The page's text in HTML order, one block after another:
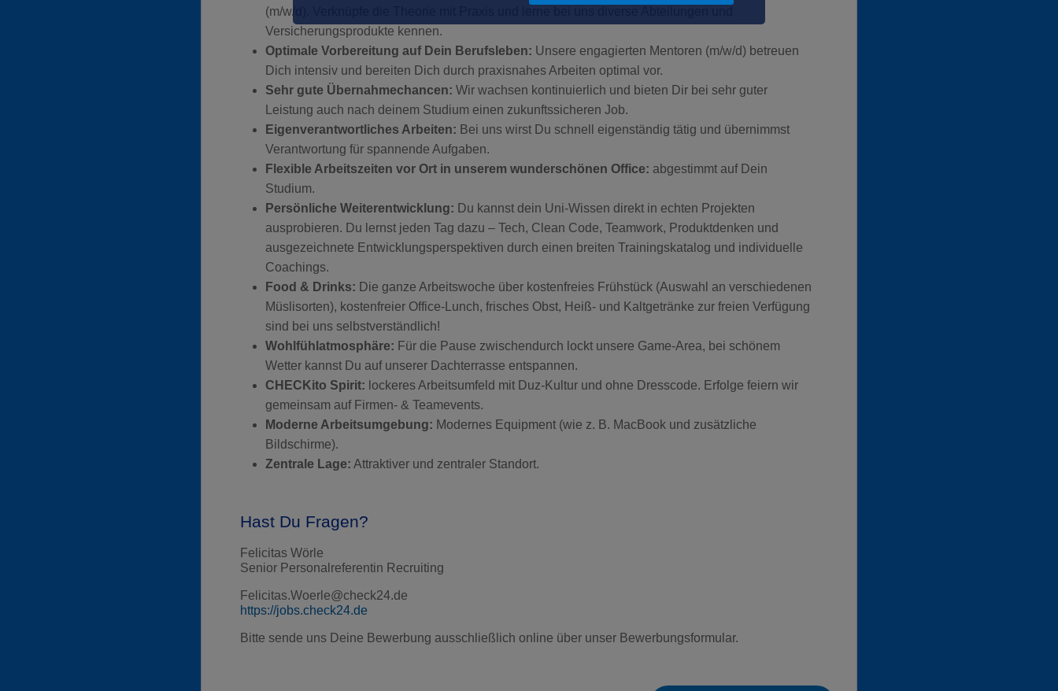
(m/w/d). Verknüpfe die Theorie mit Praxis und lerne bei uns diverse Abteilungen und
Versicherungsprodukte kennen.
Optimale Vorbereitung auf Dein Berufsleben: Unsere engagierten Mentoren (m/w/d) betreuen
Dich intensiv und bereiten Dich durch praxisnahes Arbeiten optimal vor.
Sehr gute Übernahmechancen: Wir wachsen kontinuierlich und bieten Dir bei sehr guter
Leistung auch nach deinem Studium einen zukunftssicheren Job.
Eigenverantwortliches Arbeiten: Bei uns wirst Du schnell eigenständig tätig und übernimmst
Verantwortung für spannende Aufgaben.
Flexible Arbeitszeiten vor Ort in unserem wunderschönen Office: abgestimmt auf Dein
Studium.
Persönliche Weiterentwicklung: Du kannst dein Uni-Wissen direkt in echten Projekten
ausprobieren. Du lernst jeden Tag dazu – Tech, Clean Code, Teamwork, Produktdenken und
ausgezeichnete Entwicklungsperspektiven durch einen breiten Trainingskatalog und individuelle
Coachings.
Food & Drinks: Die ganze Arbeitswoche über kostenfreies Frühstück (Auswahl an verschiedenen
Müslisorten), kostenfreier Office-Lunch, frisches Obst, Heiß- und Kaltgetränke zur freien Verfügung
sind bei uns selbstverständlich!
Wohlfühlatmosphäre: Für die Pause zwischendurch lockt unsere Game-Area, bei schönem
Wetter kannst Du auf unserer Dachterrasse entspannen.
CHECKito Spirit: lockeres Arbeitsumfeld mit Duz-Kultur und ohne Dresscode. Erfolge feiern wir
gemeinsam auf Firmen- & Teamevents.
Moderne Arbeitsumgebung: Modernes Equipment (wie z. B. MacBook und zusätzliche
Bildschirme).
Zentrale Lage: Attraktiver und zentraler Standort.
Hast Du Fragen?
Felicitas Wörle
Senior Personalreferentin Recruiting
Felicitas.Woerle@check24.de
https://jobs.check24.de
Bitte sende uns Deine Bewerbung ausschließlich online über unser Bewerbungsformular.